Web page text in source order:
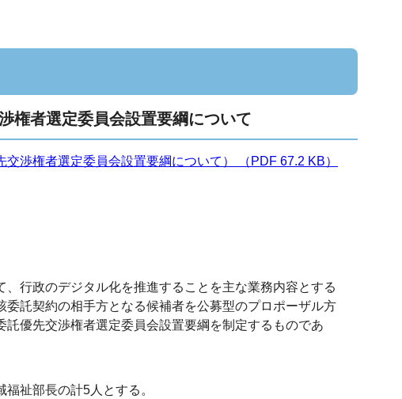
権者選定委員会設置要綱について
渉権者選定委員会設置要綱について） （PDF 67.2 KB）
行政のデジタル化を推進することを主な業務内容とする
託契約の相手方となる候補者を公募型のプロポーザル方
優先交渉権者選定委員会設置要綱を制定するものであ
祉部長の計5人とする。